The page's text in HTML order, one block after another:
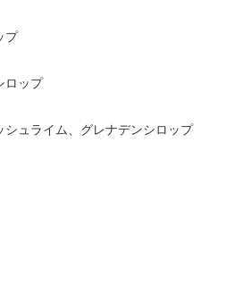
プ
ロップ
ュライム、グレナデンシロップ